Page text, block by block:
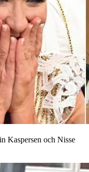
Kaspersen och Nisse